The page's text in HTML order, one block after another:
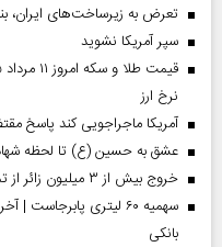
تعرض به زیرساخت‌های ایران،
سپر آمریکا نشوید
نرخ ارز
آمریکا ماجراجویی کند پاسخ
عشق به حسین (ع) تا لحظه
خروج بیش از ۳ میلیون زائر از تمام مرز‌های کشور
سهمیه ۶۰ لیتری
بانکی